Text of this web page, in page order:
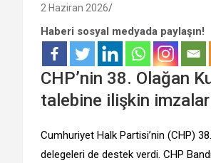
2 Haziran 2026
Haberi sosyal medyada paylaşın!
CHP’nin 38. Olağan
talebine ilişkin
Cumhuriyet Halk Partisi’nin (CHP)
delegeleri de destek verdi. CHP